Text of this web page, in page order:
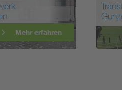
Mehr erfahren